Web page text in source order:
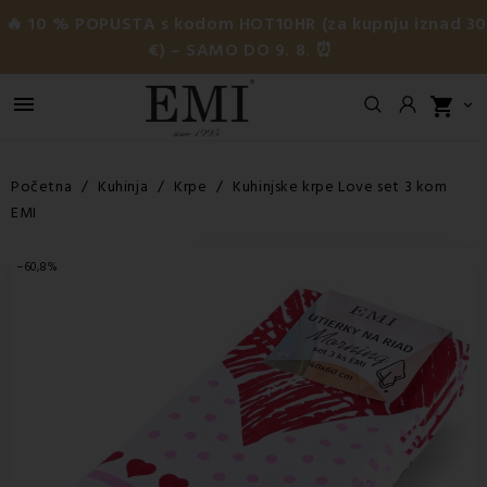
🔥 10 % POPUSTA s kodom HOT10HR (za kupnju iznad 30
€) – SAMO DO 9. 8. ⏰
 shopping_cart 
Početna Kuhinja Krpe
Kuhinjske krpe Love set 3 kom
EMI
−60,8%